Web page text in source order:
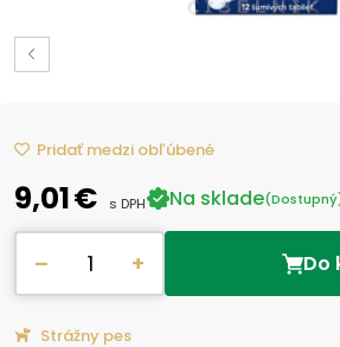
Pridať medzi obľúbené
9,01 € s DPH Na sklade
– + Do
Strážny pes